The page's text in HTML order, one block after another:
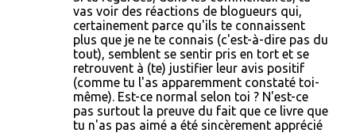
vas voir des réactions de blogueurs qui,
certainement parce qu'ils te connaissent
plus que je ne te connais (c'est-à-dire pas du
tout), semblent se sentir pris en tort et se
retrouvent à (te) justifier leur avis positif
(comme tu l'as apparemment constaté toi-
même). Est-ce normal selon toi ? N'est-ce
pas surtout la preuve du fait que ce livre que
tu n'as pas aimé a été sincèrement apprécié